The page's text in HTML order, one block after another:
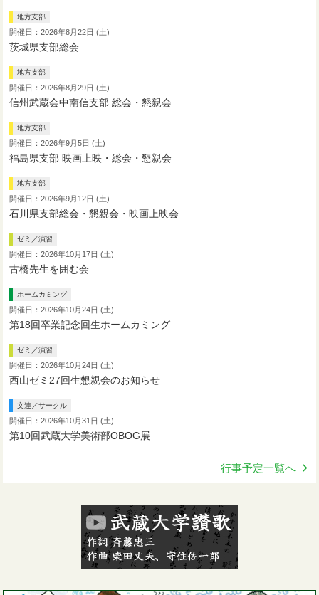
地方支部
開催日：2026年8月22日 (土)
茨城県支部総会
地方支部
開催日：2026年8月29日 (土)
信州武蔵会中南信支部 総会・懇親会
地方支部
開催日：2026年9月5日 (土)
福島県支部 映画上映・総会・懇親会
地方支部
開催日：2026年9月12日 (土)
石川県支部総会・懇親会・映画上映会
ゼミ／演習
開催日：2026年10月17日 (土)
古橋先生を囲む会
ホームカミング
開催日：2026年10月24日 (土)
第18回卒業記念回生ホームカミング
ゼミ／演習
開催日：2026年10月24日 (土)
西山ゼミ27回生懇親会のお知らせ
文連／サークル
開催日：2026年10月31日 (土)
第10回武蔵大学美術部OBOG展
行事予定一覧へ